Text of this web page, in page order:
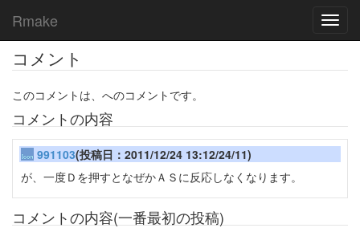
Rmake
コメント
このコメントは、へのコメントです。
コメントの内容
991103(投稿日：2011/12/24 13:12/24/11)
が、一度Ｄを押すとなぜかＡＳに反応しなくなります。
コメントの内容(一番最初の投稿)